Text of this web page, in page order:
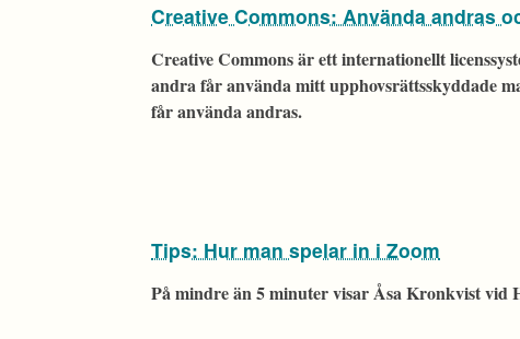
Creative Commons: Använda andras
Creative Commons är ett internationellt
andra får använda mitt upphovsrättsskyddade
får använda andras.
Tips: Hur man spelar in i Zoom
På mindre än 5 minuter visar Åsa Kronkvist vid